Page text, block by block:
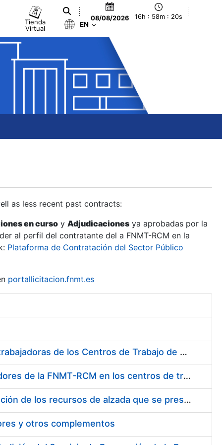
Tienda
Virtual
08/08/2026 16h : 58m : 21s
EN
as less recent past contracts:
en curso y Adjudicaciones ya aprobadas por la
al perfil del contratante del a FNMT-RCM en la
Plataforma de Contratación del Sector Público
portallicitacion.fnmt.es
Suministro de Protectores Auditivos a medida para las personas trabajadoras de los Centros de Trabajo de Madrid y Burgos
Suministro de gafas graduadas antiproyecciones para los trabajadores de la FNMT-RCM en los centros de trabajo de Madrid y Burgos
Servicios de una empresa externa para el asesoramiento y resolución de los recursos de alzada que se presentan relacionados con procesos de selección para la FNMT-RCM
y otros complementos